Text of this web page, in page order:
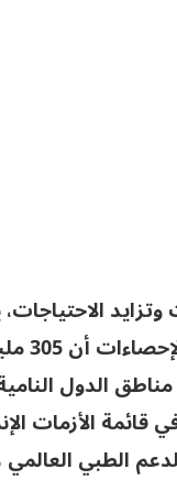
في مناطق الدول
قائمة الأزمات